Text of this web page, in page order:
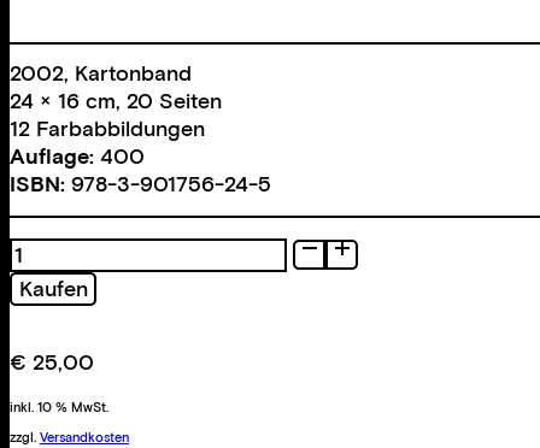
2002, Kartonband
24 × 16 cm, 20 Seiten
12 Farbabbildungen
Auflage: 400
ISBN: 978-3-901756-24-5
Bleibende
Werte
Menge
Kaufen
€ 25,00
inkl. 10 % MwSt.
zzgl. Versandkosten